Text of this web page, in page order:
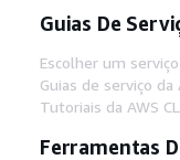
Guias De
Escolher um
Guias de serviço da
Tutoriais da AWS
Ferramentas